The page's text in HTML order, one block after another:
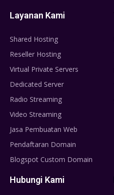
Layanan Kami
Shared Hosting
Reseller Hosting
Virtual Private Servers
Dedicated Server
Radio Streaming
Video Streaming
Jasa Pembuatan Web
Pendaftaran Domain
Blogspot Custom Domain
Hubungi Kami